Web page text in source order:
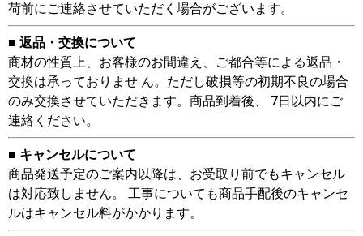
荷前にご連絡させていただく場合がございます。
■ 返品・交換について
商材の性質上、お客様のお間違え、ご都合等による返品・
交換は承っておりませ ん。ただし破損等の初期不良の場合
のみ交換させていただきます。商品到着後、 7日以内にご
連絡ください。
■ キャンセルについて
商品発送予定のご案内以降は、お受取り前でもキャンセル
は対応致しません。 工事についても商品手配後のキャンセ
ルはキャンセル料がかかります。